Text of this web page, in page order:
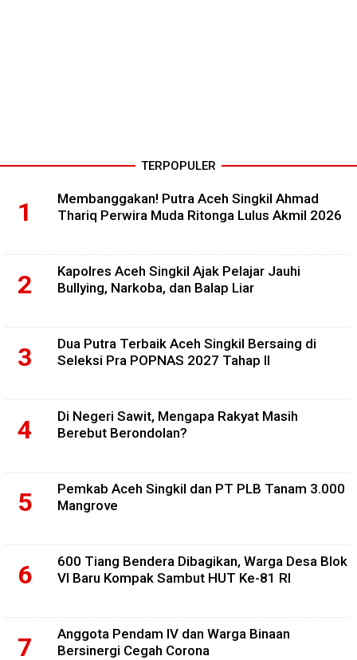
TERPOPULER
Membanggakan! Putra Aceh Singkil Ahmad
Thariq Perwira Muda Ritonga Lulus Akmil 2026
Kapolres Aceh Singkil Ajak Pelajar Jauhi
Bullying, Narkoba, dan Balap Liar
Dua Putra Terbaik Aceh Singkil Bersaing di
Seleksi Pra POPNAS 2027 Tahap II
Di Negeri Sawit, Mengapa Rakyat Masih
Berebut Berondolan?
Pemkab Aceh Singkil dan PT PLB Tanam 3.000
Mangrove
600 Tiang Bendera Dibagikan, Warga Desa Blok
VI Baru Kompak Sambut HUT Ke-81 RI
Anggota Pendam IV dan Warga Binaan
Bersinergi Cegah Corona